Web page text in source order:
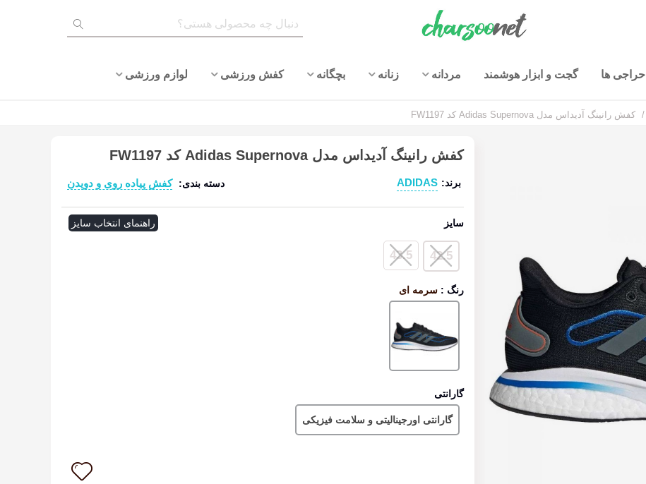
حراجی ها گجت و ابزار هوشمند مردانه زنانه بچگانه کفش ورزشی لوازم ورزشی
/ کفش رانینگ آدیداس مدل Adidas Supernova کد FW1197
کفش رانینگ آدیداس مدل Adidas Supernova کد FW1197
برند: ADIDAS دسته بندی: کفش پیاده روی و دویدن
سایز
راهنمای انتخاب سایز
42.5
43.5
رنگ : سرمه ای
گارانتی
گارانتی اورجینالیتی و سلامت فیزیکی